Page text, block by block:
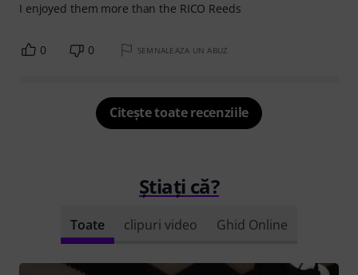
I enjoyed them more than the RICO Reeds
0 0 SEMNALEAZA UN ABUZ
Citește toate recenziile
Știați că?
Toate clipuri video Ghid Online